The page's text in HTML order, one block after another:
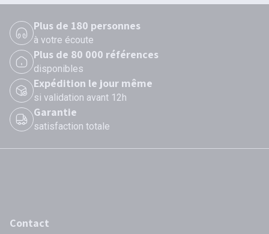
Plus de 180 personnes
à votre écoute
Plus de 80 000 références
disponibles
Expédition le jour même
si validation avant 12h
Garantie
satisfaction totale
Contact